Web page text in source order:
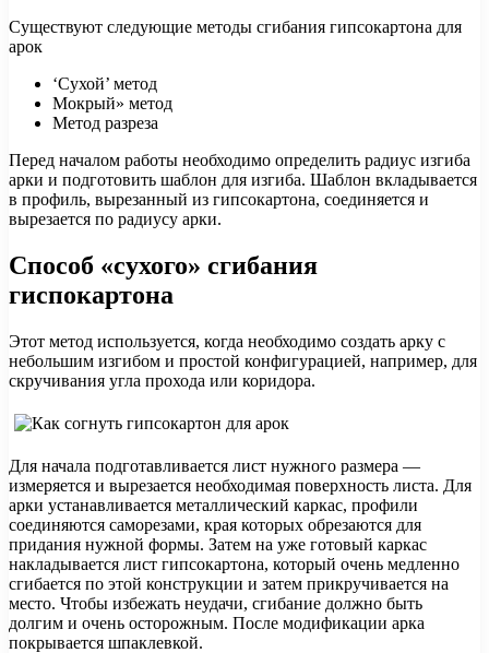
Существуют следующие методы сгибания гипсокартона для
арок
‘Сухой’ метод
Мокрый» метод
Метод разреза
Перед началом работы необходимо определить радиус изгиба
арки и подготовить шаблон для изгиба. Шаблон вкладывается
в профиль, вырезанный из гипсокартона, соединяется и
вырезается по радиусу арки.
Способ «сухого» сгибания
гиспокартона
Этот метод используется, когда необходимо создать арку с
небольшим изгибом и простой конфигурацией, например, для
скручивания угла прохода или коридора.
Для начала подготавливается лист нужного размера —
измеряется и вырезается необходимая поверхность листа. Для
арки устанавливается металлический каркас, профили
соединяются саморезами, края которых обрезаются для
придания нужной формы. Затем на уже готовый каркас
накладывается лист гипсокартона, который очень медленно
сгибается по этой конструкции и затем прикручивается на
место. Чтобы избежать неудачи, сгибание должно быть
долгим и очень осторожным. После модификации арка
покрывается шпаклевкой.